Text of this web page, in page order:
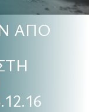
ΑΠΟ